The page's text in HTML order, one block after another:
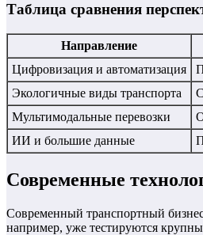
Таблица сравнения
Направление
Цифровизация и автоматизация
Экологичные виды транспорта
Мультимодальные перевозки
ИИ и большие данные
Современные
Современный транспортный
например, уже тестируются